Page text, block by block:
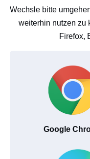
Wechsle bitte
weiterhin nutzen zu
Firefox,
Google